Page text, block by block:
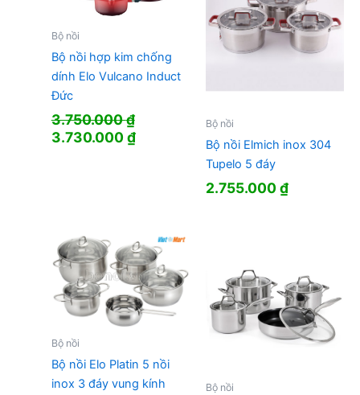
Bộ nồi
Bộ nồi hợp kim chống
dính Elo Vulcano Induct
Đức
3.750.000₫
Giá
3.730.000₫Giá
Bộ nồi
Bộ nồi Elmich inox 304
Tupelo 5 đáy
2.755.000₫
Bộ nồi
Bộ nồi Elo Platin 5 nồi
inox 3 đáy vung kính
Bộ nồi